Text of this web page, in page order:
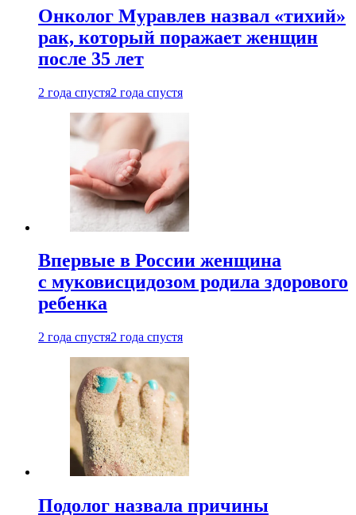
Онколог Муравлев назвал «тихий»
рак, который поражает женщин
после 35 лет
2 года спустя2 года спустя
Впервые в России женщина
с муковисцидозом родила здорового
ребенка
2 года спустя2 года спустя
Подолог назвала причины